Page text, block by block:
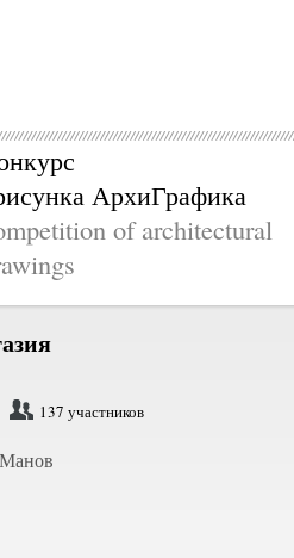
АрхиГрафика
of architectural
137 участников